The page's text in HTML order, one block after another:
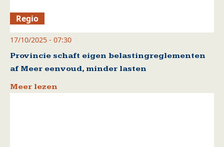
Regio
17/10/2025 - 07:30
Provincie schaft eigen belastingreglementen
af Meer eenvoud, minder lasten
Meer lezen